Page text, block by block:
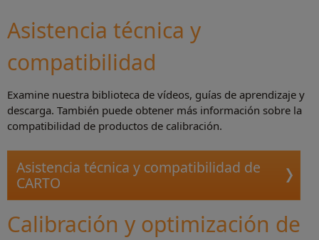
Asistencia técnica y
compatibilidad
Examine nuestra biblioteca de vídeos, guías de aprendizaje y
descarga. También puede obtener más información sobre la
compatibilidad de productos de calibración.
Asistencia técnica y compatibilidad de
CARTO
Calibración y optimización de